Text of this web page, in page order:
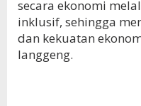
secara ekonomi
inklusif, sehingga
dan kekuatan
langgeng.